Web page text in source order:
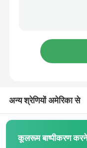
कोल्ड रूम कंडेनसर
शीत कक्ष संघनक इकाई
बिट्ज़र फ्रीजर
ODM
अन्य श्रेणियों अमेरिका से
कूलरूम बाष्पीकरण